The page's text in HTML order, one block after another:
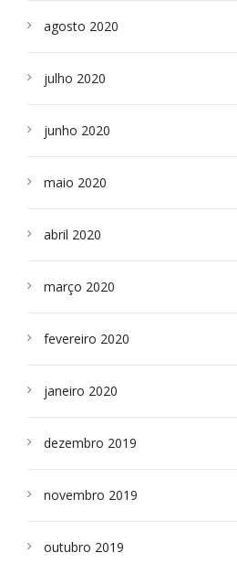
agosto 2020
julho 2020
junho 2020
maio 2020
abril 2020
março 2020
fevereiro 2020
janeiro 2020
dezembro 2019
novembro 2019
outubro 2019